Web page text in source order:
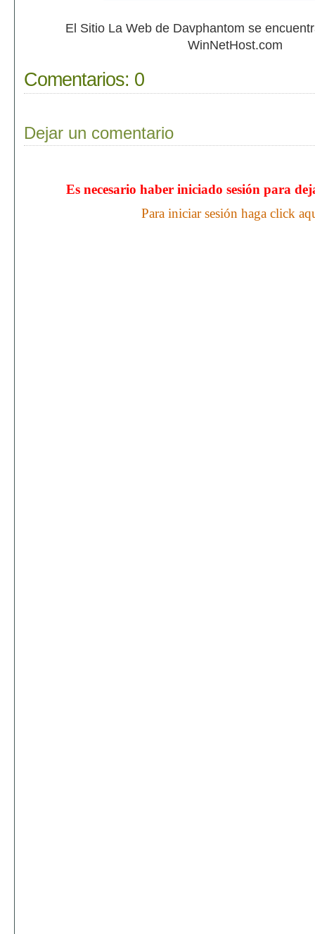
El Sitio La Web de Davphantom se
WinNetHost.com
Comentarios: 0
Dejar un comentario
Es necesario haber iniciado sesión para
Para iniciar sesión haga click